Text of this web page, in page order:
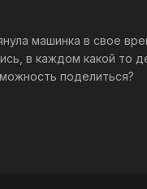
машинка в свое
в каждом какой то
поделиться?